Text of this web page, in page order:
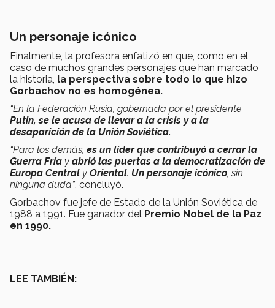
Un personaje icónico
Finalmente, la profesora enfatizó en que, como en el
caso de muchos grandes personajes que han marcado
la historia, la perspectiva sobre todo lo que hizo
Gorbachov no es homogénea.
“En la Federación Rusia, gobernada por el presidente
Putin, se le acusa de llevar a la crisis y a la
desaparición de la Unión Soviética.
“Para los demás, es un líder que contribuyó a cerrar la
Guerra Fría y abrió las puertas a la democratización de
Europa Central y Oriental. Un personaje icónico , sin
ninguna duda”, concluyó.
Gorbachov fue jefe de Estado de la Unión Soviética de
1988 a 1991. Fue ganador del Premio Nobel de la Paz
en 1990.
LEE TAMBIÉN: